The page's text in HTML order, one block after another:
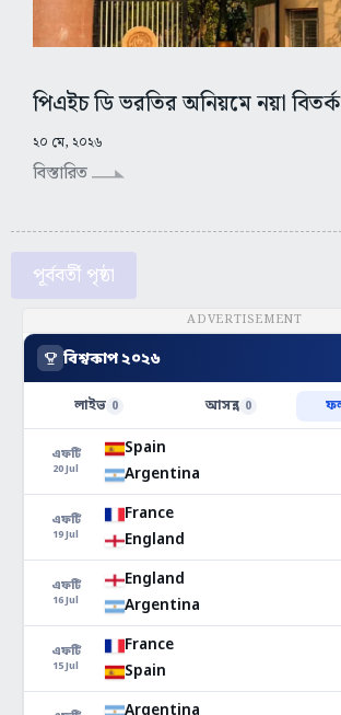
পিএইচ ডি ভরতির অনিয়মে নয়া বিতর্ক
২০ মে, ২০২৬
বিস্তারিত
পূর্ববর্তী পৃষ্ঠা
ADVERTISEMENT